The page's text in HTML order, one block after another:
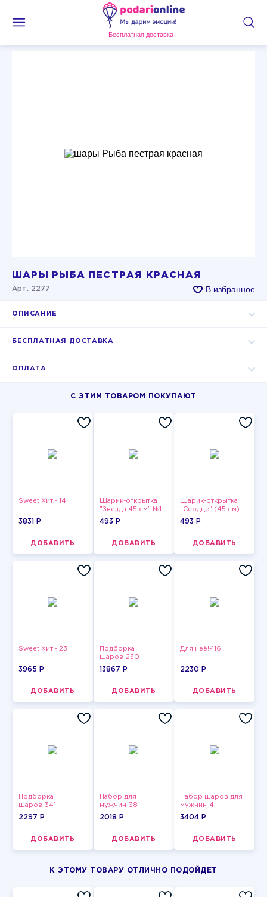
Бесплатная доставка
ШАРЫ РЫБА ПЕСТРАЯ КРАСНАЯ
Арт. 2277 В избранное
ОПИСАНИЕ
БЕСПЛАТНАЯ ДОСТАВКА
ОПЛАТА
С ЭТИМ ТОВАРОМ ПОКУПАЮТ
Sweet Хит - 14
3831 P
ДОБАВИТЬ
Шарик-открытка
"Звезда 45 см" №1
493 P
ДОБАВИТЬ
Шарик-открытка
"Сердце" (45 см) -
2
493 P
ДОБАВИТЬ
Sweet Хит - 23
3965 P
ДОБАВИТЬ
Подборка
шаров-230
13867 P
ДОБАВИТЬ
Для неё!-116
2230 P
ДОБАВИТЬ
Подборка
шаров-341
2297 P
ДОБАВИТЬ
Набор для
мужчин-38
2018 P
ДОБАВИТЬ
Набор шаров для
мужчин-4
3404 P
ДОБАВИТЬ
К ЭТОМУ ТОВАРУ ОТЛИЧНО ПОДОЙДЕТ